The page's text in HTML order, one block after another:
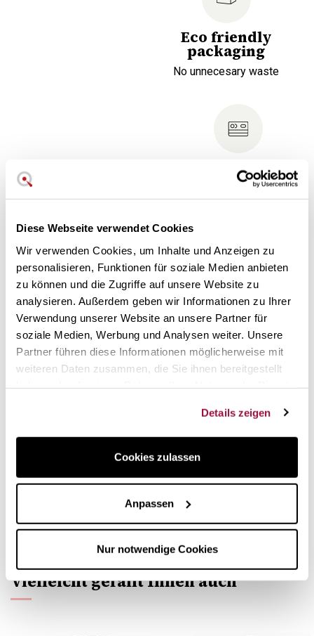
Diese Webseite verwendet Cookies
Wir verwenden Cookies, um Inhalte und Anzeigen zu
personalisieren, Funktionen für soziale Medien anbieten
zu können und die Zugriffe auf unsere Website zu
analysieren. Außerdem geben wir Informationen zu Ihrer
Verwendung unserer Website an unsere Partner für
soziale Medien, Werbung und Analysen weiter. Unsere
Partner führen diese Informationen möglicherweise mit
weiteren Daten zusammen, die Sie ihnen bereitgestellt
Details zeigen
Cookies zulassen
Anpassen
Nur notwendige Cookies
Eco friendly
packaging
No unnecesary waste
Finance your
purchase
Choose the most
Original Magimix-Ersatzteil
Fassungsvermögen 1,8 Liter
Hitzebeständiges Glas
Geeignet zum Crushen von Eis und gefrorenen
Früchten
Passend für alle Blender und Power Blender Modelle
Der Ersatzglasbehälter für Magimix-Mixer ist ein
Originalersatzteil von Magimix. Er passt perfekt auf alle
Repuesto cuba de vidrio blender
Verified reviewsof customers who bought this product.
Vielleicht gefällt Ihnen auch